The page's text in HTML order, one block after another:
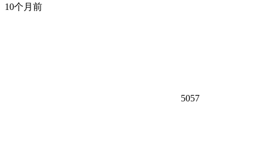
10个月前
5057